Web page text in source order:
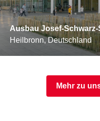
Ausbau Josef-
Heilbronn, Deutschland
Mehr zu